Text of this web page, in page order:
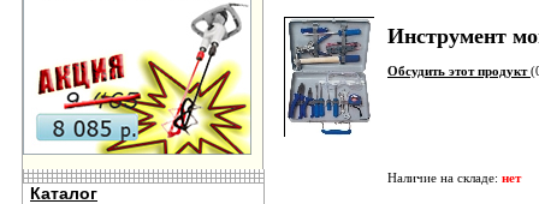
Каталог
Инструмент
Обсудить этот продукт
Наличие на складе: нет